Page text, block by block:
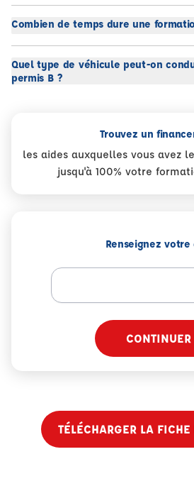
Combien de temps dure une
Quel type de véhicule peut-on
permis B ?
Trouvez un
les aides auxquelles vous avez
jusqu'à 100% votre
Renseignez votre
CONTINUER
TÉLÉCHARGER LA